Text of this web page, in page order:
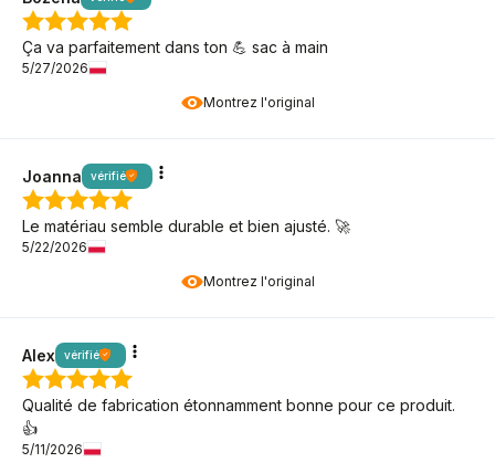
Montrez l'original
Ça va parfaitement dans ton 💪 sac à main
5/27/2026
Montrez l'original
Joanna vérifié
Le matériau semble durable et bien ajusté. 🚀
5/22/2026
Alex vérifié
Qualité de fabrication étonnamment bonne pour ce produit.
👍️
5/11/2026